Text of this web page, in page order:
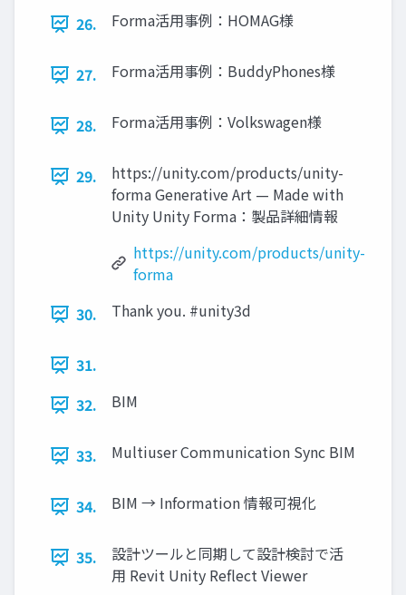
26. Forma活用事例：HOMAG様
27. Forma活用事例：BuddyPhones様
28. Forma活用事例：Volkswagen様
29.
https://unity.com/products/unity-
forma Generative Art — Made with
Unity Unity Forma：製品詳細情報
https://unity.com/products/unity-
forma
30.
Thank you. #unity3d
31.
32.
BIM
33. Multiuser Communication Sync BIM
34. BIM → Information 情報可視化
35.
設計ツールと同期して設計検討で活
用 Revit Unity Reflect Viewer